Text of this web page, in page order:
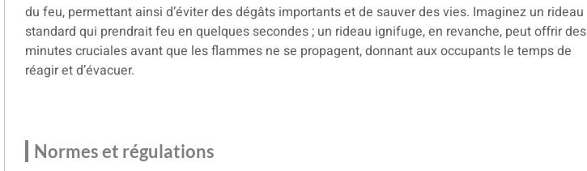
du feu, permettant ainsi d’éviter des dégâts importants et de sauver des vies. Imaginez un rideau
standard qui prendrait feu en quelques secondes ; un rideau ignifuge, en revanche, peut offrir des
minutes cruciales avant que les flammes ne se propagent, donnant aux occupants le temps de
réagir et d’évacuer.
Normes et régulations